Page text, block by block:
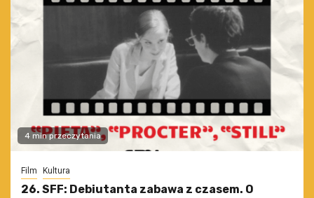
4 min przeczytania
Film Kultura
26. SFF: Debiutanta zabawa z czasem. O